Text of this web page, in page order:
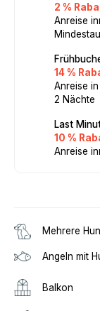
2 %
Anreise
14 %
Anreise
2 Nächte
Last
10 %
Anreise
Mehrere
Angeln mit
Balkon